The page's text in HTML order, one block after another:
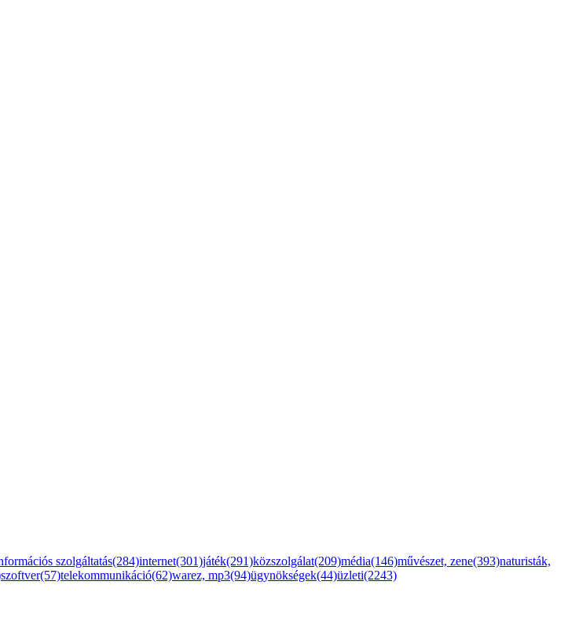
szolgáltatás(284)internet(301)játék(291)közszolgálat(209)média(146)művészet, zene(393)naturisták,
szoftver(57)telekommunikáció(62)warez, mp3(94)ügynökségek(44)üzleti(2243)